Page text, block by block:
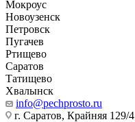
Мокроус
Новоузенск
Петровск
Пугачев
Ртищево
Саратов
Татищево
Хвалынск
info@pechprosto.ru
г. Саратов, Крайняя 129/4